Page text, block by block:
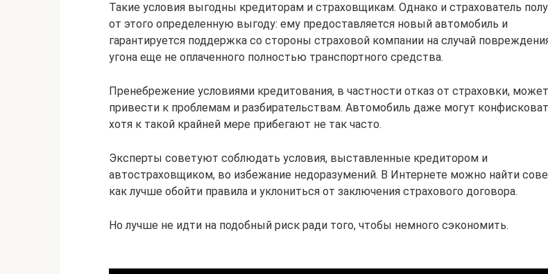
Такие условия выгодны кредиторам и страховщикам. Однако и страхователь
от этого определенную выгоду: ему предоставляется новый автомобиль и
гарантируется поддержка со стороны страховой компании на случай
угона еще не оплаченного полностью транспортного средства.
Пренебрежение условиями кредитования, в частности отказ от страховки, может
привести к проблемам и разбирательствам. Автомобиль даже могут
хотя к такой крайней мере прибегают не так часто.
Эксперты советуют соблюдать условия, выставленные кредитором и
автостраховщиком, во избежание недоразумений. В Интернете можно найти
как лучше обойти правила и уклониться от заключения страхового договора.
Но лучше не идти на подобный риск ради того, чтобы немного сэкономить.